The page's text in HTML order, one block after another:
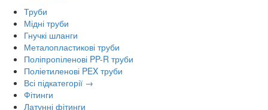
Труби
Мідні труби
Гнучкі шланги
Металопластикові труби
Поліпропіленові PP-R труби
Поліетиленові PEX труби
Всі підкатегорії →
Фітинги
Латунні фітинги